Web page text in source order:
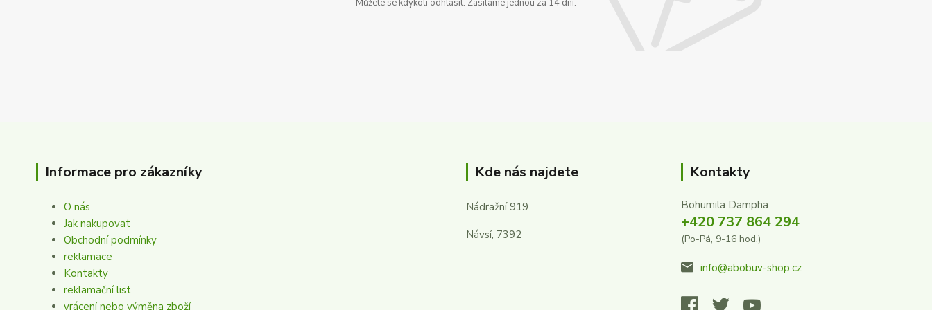
Informace pro zákazníky
O nás
Jak nakupovat
Obchodní podmínky
reklamace
Kontakty
reklamační list
vrácení nebo výměna zboží
Kde nás najdete
Nádražní 919
Návsí, 7392
Kontakty
Bohumila Dampha
+420 737 864 294
(Po-Pá, 9-16 hod.)
info@abobuv-shop.cz